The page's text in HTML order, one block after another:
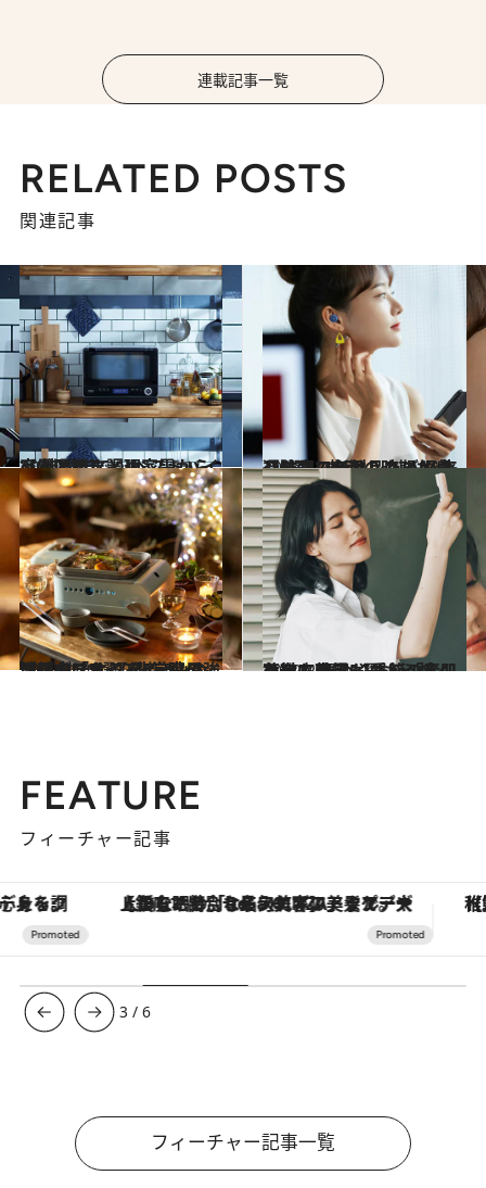
連載記事一覧
RELATED POSTS
関連記事
2026.1.17
【まとめ】調理家電からAV機器まで♪ ベストバイ家電図鑑まとめ
ライフスタイル 2022.5.27
【防水ワイヤレスイヤホン5選】 梅雨の時期も楽しくおでかけしたい！ 来週発売の新製品もご紹介
ライフスタイル
2022.4.30
理想の「オシャレ×実用性」が叶う 【最新キャンプグッズ5選】非常時の強い味方になるアイテムも
ライフスタイル 2022.2.26
花粉も乾燥も、もう怖くない！ 春めく季節の素肌を徹底ケア 【最新「素肌ケア」家電5選】
ライフスタイル
FEATURE
フィーチャー記事
【銀座で出合う最旬美容】美髪ケアや上質な眠り…セルフケアのアップデートから、特別な名入れギフトまで。大人のための「ReFa GINZA」クルーズ 【夏限定ディナーコース】旬を
3 /6
フィーチャー記事一覧